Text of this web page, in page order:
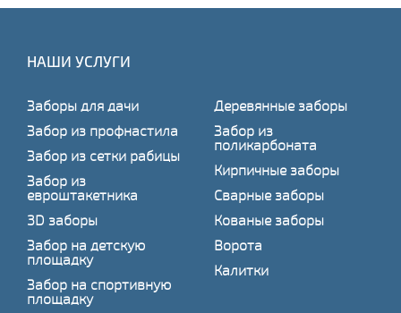
НАШИ УСЛУГИ
Заборы для дачи
Забор из профнастила
Забор из сетки рабицы
Забор из
евроштакетника
3D заборы
Забор на детскую
площадку
Забор на спортивную
площадку
Деревянные заборы
Забор из
поликарбоната
Кирпичные заборы
Сварные заборы
Кованые заборы
Ворота
Калитки